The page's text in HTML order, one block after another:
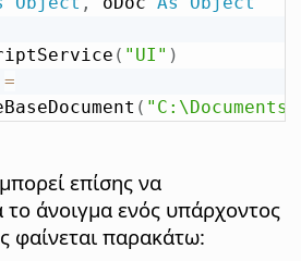
( "UI" )
=
(
μπορεί επίσης να
το άνοιγμα ενός υπάρχοντος
φαίνεται παρακάτω: